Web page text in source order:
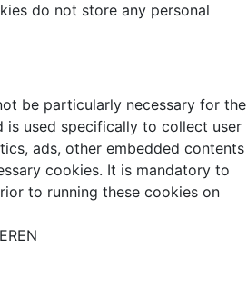
do not store any personal
be particularly necessary for the
is used specifically to collect user
ads, other embedded contents
cookies. It is mandatory to
to running these cookies on